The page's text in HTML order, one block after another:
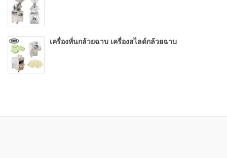
เครื่องหั่นกล้วยฉาบ เครื่องสไลด์กล้วยฉาบ